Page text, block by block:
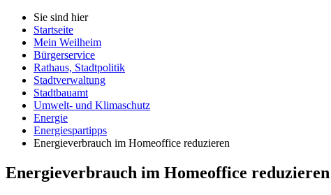
Sie sind hier
Startseite
Mein Weilheim
Bürgerservice
Rathaus, Stadtpolitik
Stadtverwaltung
Stadtbauamt
Umwelt- und Klimaschutz
Energie
Energiespartipps
Energieverbrauch im Homeoffice reduzieren
Energieverbrauch im Homeoffice reduzieren